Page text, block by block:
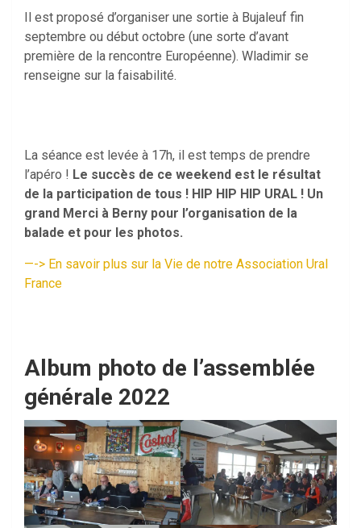
Il est proposé d’organiser une sortie à Bujaleuf fin
septembre ou début octobre (une sorte d’avant
première de la rencontre Européenne). Wladimir se
renseigne sur la faisabilité.
La séance est levée à 17h, il est temps de prendre
l’apéro ! Le succès de ce weekend est le résultat
de la participation de tous ! HIP HIP HIP URAL ! Un
grand Merci à Berny pour l’organisation de la
balade et pour les photos.
—-> En savoir plus sur la Vie de notre Association Ural
France
Album photo de l’assemblée
générale 2022